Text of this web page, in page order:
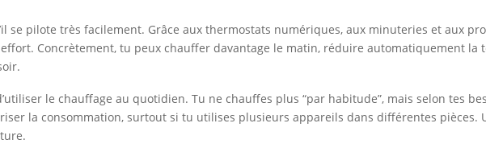
se pilote très facilement. Grâce aux thermostats numériques, aux minuteries et aux
Concrètement, tu peux chauffer davantage le matin, réduire automatiquement la
le chauffage au quotidien. Tu ne chauffes plus “par habitude”, mais selon tes
la consommation, surtout si tu utilises plusieurs appareils dans différentes pièces.